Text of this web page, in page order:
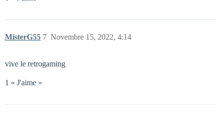
MisterG55 Novembre 15, 2022, 4:14
7
vive le retrogaming
1 « J'aime »